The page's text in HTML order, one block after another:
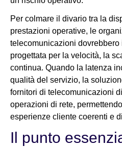
Per colmare il divario tra la
prestazioni operative, le
telecomunicazioni
progettata per la velocità, la
continua. Quando la latenza
qualità del servizio, la
fornitori di telecomunicazioni
operazioni di rete,
esperienze cliente coerenti e
Il punto